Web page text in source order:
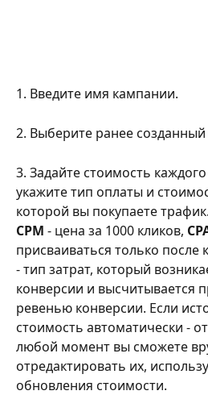
1. Введите имя кампании.
2. Выберите ранее
3. Задайте стоимость
укажите тип оплаты и
которой вы покупаете трафик.
CPM - цена за 1000 кликов,
присваиваться только после
- тип затрат, который
конверсии и высчитывается
ревенью конверсии. Если
стоимость автоматически -
любой момент вы сможете
отредактировать их,
обновления стоимости.